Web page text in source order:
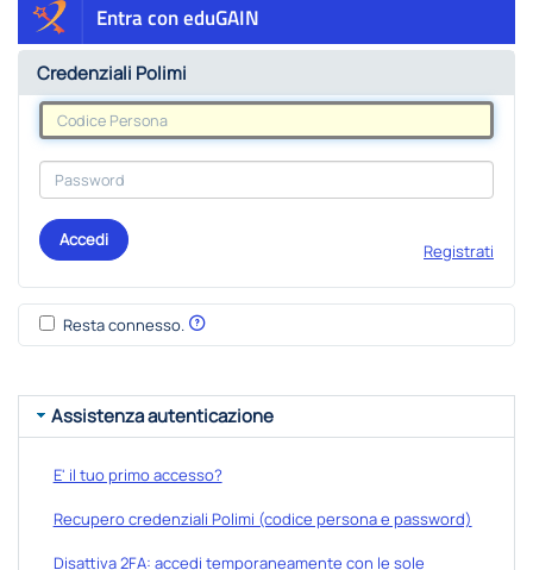
Entra con eduGAIN
Credenziali Polimi
Accedi
Registrati
Resta connesso.
Assistenza autenticazione
E' il tuo primo accesso?
Recupero credenziali Polimi (codice persona e password)
Disattiva 2FA: accedi temporaneamente con le sole